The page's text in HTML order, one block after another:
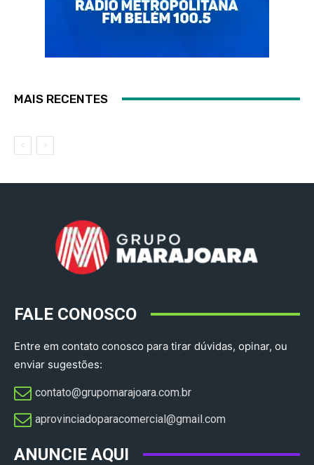
MAIS RECENTES
FALE CONOSCO
Entre em contato conosco para tirar dúvidas, opinar, ou
enviar sugestões:
contato@grupomarajoara.com.br
aprovinciadoparacomercial@gmail.com​
ANUNCIE AQUI